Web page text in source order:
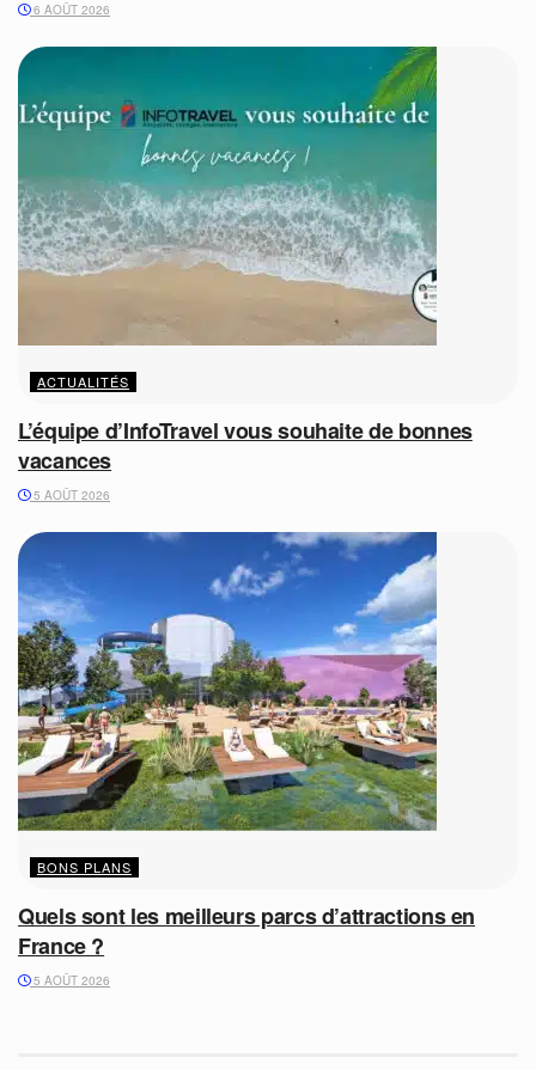
6 AOÛT 2026
ACTUALITÉS
L’équipe d’InfoTravel vous souhaite de bonnes
vacances
5 AOÛT 2026
BONS PLANS
Quels sont les meilleurs parcs d’attractions en
France ?
5 AOÛT 2026